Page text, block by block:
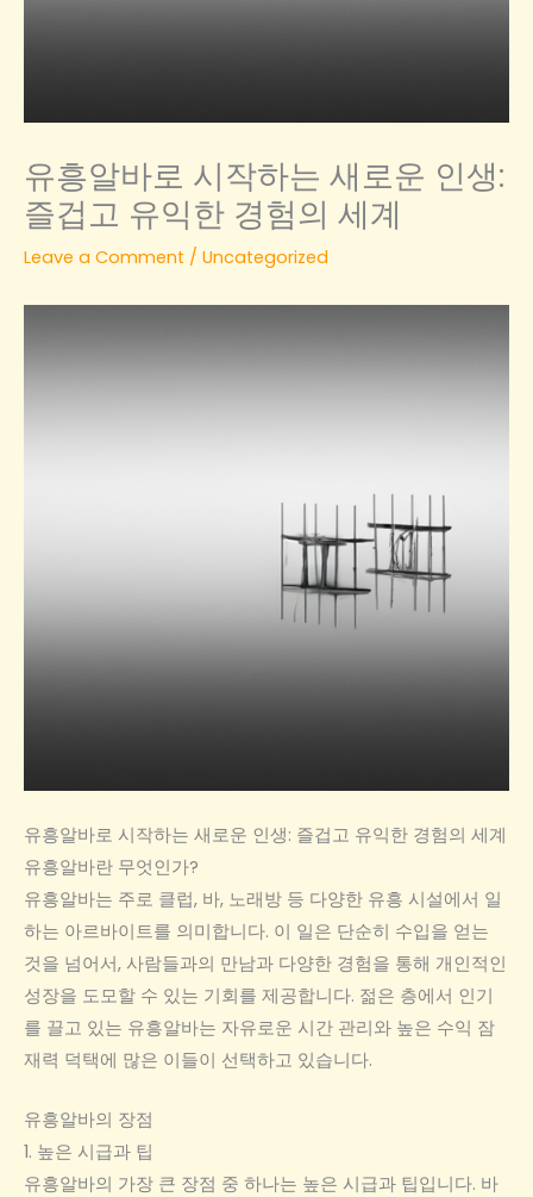
유흥알바로 시작하는 새로운 인생:
즐겁고 유익한 경험의 세계
Leave a Comment / Uncategorized
유흥알바로 시작하는 새로운 인생: 즐겁고 유익한 경험의 세계
유흥알바란 무엇인가?
유흥알바는 주로 클럽, 바, 노래방 등 다양한 유흥 시설에서 일
하는 아르바이트를 의미합니다. 이 일은 단순히 수입을 얻는
것을 넘어서, 사람들과의 만남과 다양한 경험을 통해 개인적인
성장을 도모할 수 있는 기회를 제공합니다. 젊은 층에서 인기
를 끌고 있는 유흥알바는 자유로운 시간 관리와 높은 수익 잠
재력 덕택에 많은 이들이 선택하고 있습니다.
유흥알바의 장점
1. 높은 시급과 팁
유흥알바의 가장 큰 장점 중 하나는 높은 시급과 팁입니다. 바